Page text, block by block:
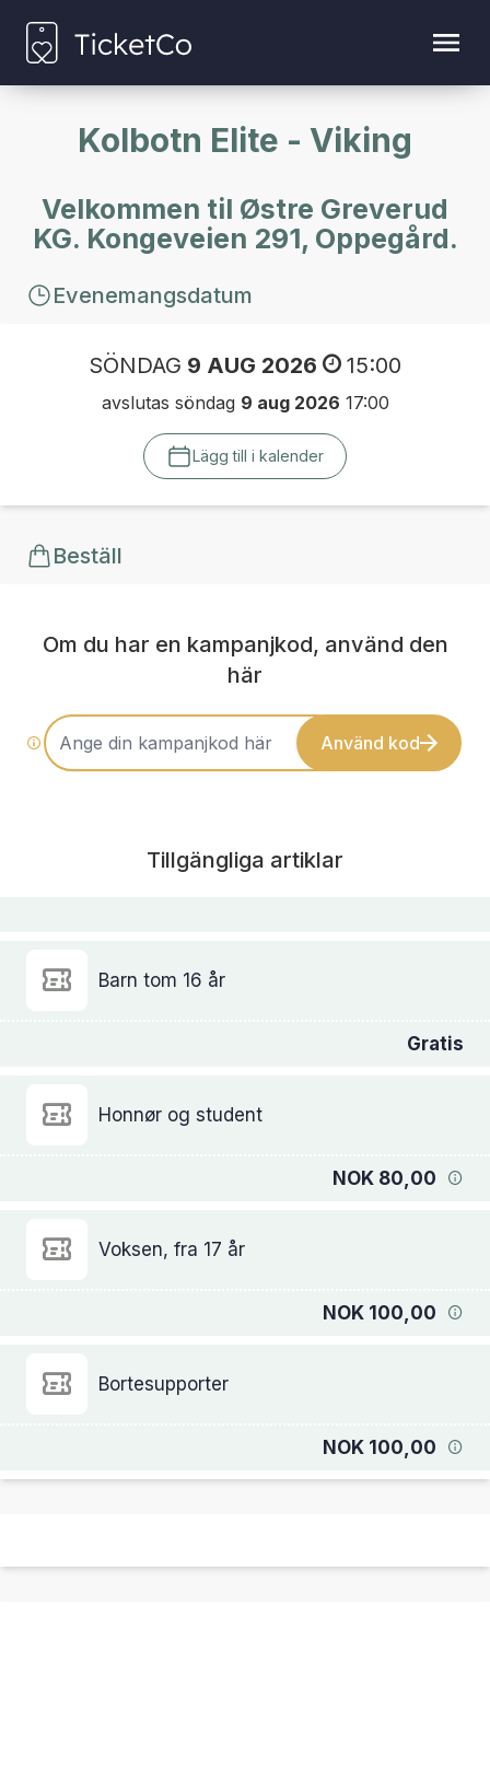
Kolbotn Elite - Viking
Velkommen til Østre Greverud
KG. Kongeveien 291, Oppegård.
Evenemangsdatum
SÖNDAG 9 AUG 2026 15:00
avslutas söndag 9 aug 2026 17:00
Lägg till i kalender
Beställ
Om du har en kampanjkod, använd den
här
Använd kod
Tillgängliga artiklar
Barn tom 16 år
Gratis
Honnør og student
NOK 80,00
Voksen, fra 17 år
NOK 100,00
Bortesupporter
NOK 100,00